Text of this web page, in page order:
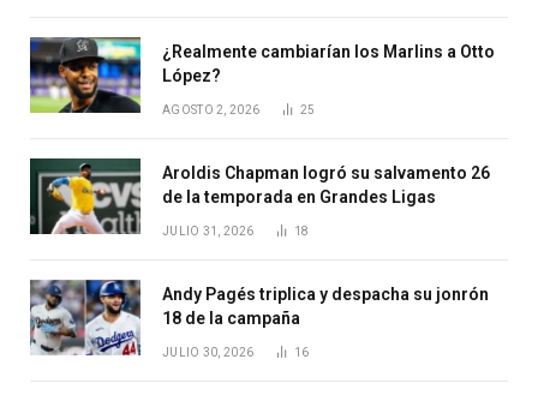
¿Realmente cambiarían los Marlins a Otto
López?
AGOSTO 2, 2026 25
Aroldis Chapman logró su salvamento 26
de la temporada en Grandes Ligas
JULIO 31, 2026 18
Andy Pagés triplica y despacha su jonrón
18 de la campaña
JULIO 30, 2026 16